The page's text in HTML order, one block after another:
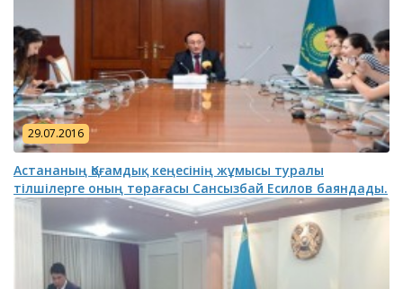
29.07.2016
Астананың Қоғамдық кеңесінің жұмысы туралы
тілшілерге оның төрағасы Сансызбай Есилов баяндады.